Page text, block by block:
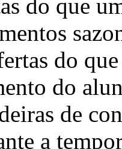
do que
do
do
de
a